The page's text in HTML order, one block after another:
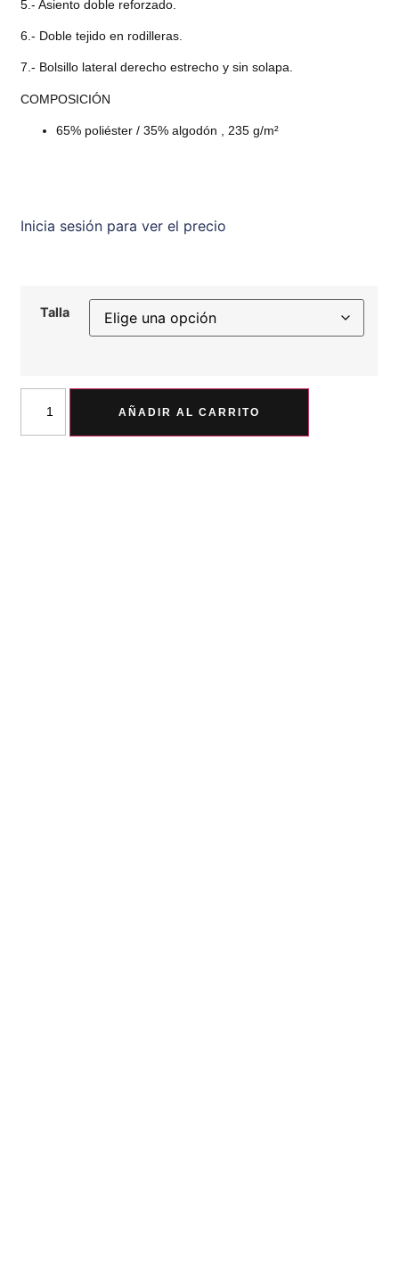
5.- Asiento doble reforzado.
6.- Doble tejido en rodilleras.
7.- Bolsillo lateral derecho estrecho y sin solapa.
COMPOSICIÓN
65% poliéster / 35% algodón , 235 g/m²
Inicia sesión para ver el precio
Talla
AÑADIR AL CARRITO